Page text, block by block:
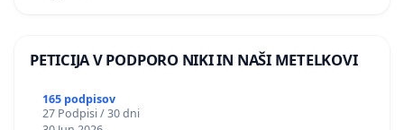
PETICIJA V PODPORO NIKI IN NAŠI METELKOVI
165 podpisov
27 Podpisi / 30 dni